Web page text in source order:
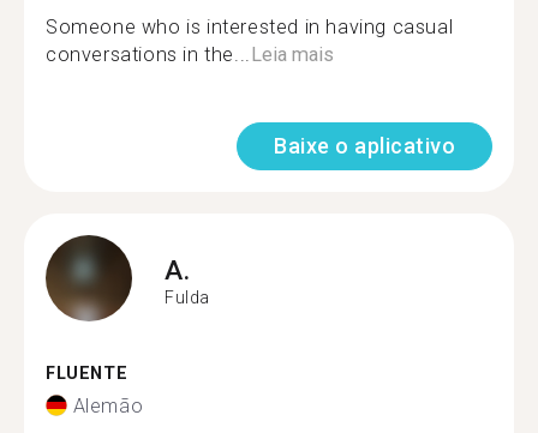
Someone who is interested in having casual
conversations in the...Leia mais
Baixe o aplicativo
A.
Fulda
FLUENTE
Alemão